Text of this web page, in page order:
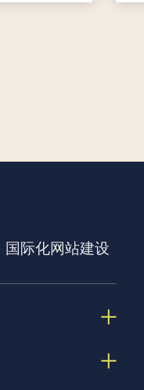
国际化网站建设